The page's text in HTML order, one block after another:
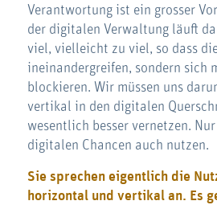
Verantwortung ist ein grosser
der digitalen Verwaltung läuft
viel, vielleicht zu viel, so dass
ineinandergreifen, sondern sich
blockieren. Wir müssen uns
vertikal in den digitalen
wesentlich besser vernetzen.
digitalen Chancen auch nutzen.
Sie sprechen eigentlich die
horizontal und vertikal an. Es